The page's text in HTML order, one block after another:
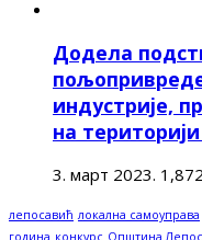
Додела
индустрије,
на
3. март 2023. 1,872
лепосавић локална самоуправа